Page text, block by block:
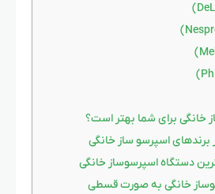
خانگی برای شما بهتر است؟
اسپرسو ساز خانگی
دستگاه اسپرسوساز خانگی
خانگی به صورت قسطی